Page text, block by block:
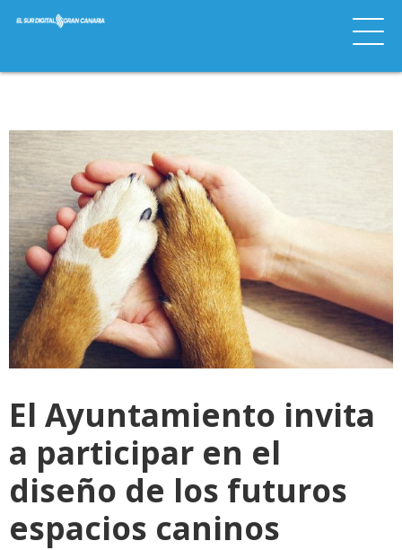
El Ayuntamiento invita
a participar en el
diseño de los futuros
espacios caninos